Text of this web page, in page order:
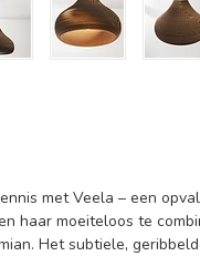
met Veela – een
haar moeiteloos te
Het subtiele,